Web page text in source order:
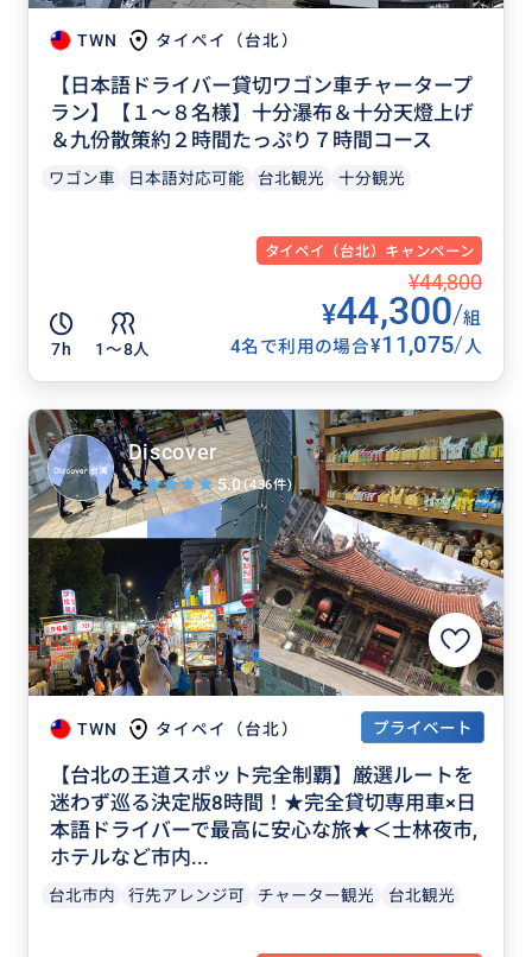
TWN タイペイ（台北）
【日本語ドライバー貸切ワゴン車チャータープ
ラン】【１〜８名様】十分瀑布＆十分天燈上げ
＆九份散策約２時間たっぷり７時間コース
ワゴン車 日本語対応可能 台北観光 十分観光
タイペイ（台北）キャンペーン
7h 1〜8人
¥44,800
¥44,300/組
4名で利用の場合¥11,075/人
TWN タイペイ（台北） プライベート
【台北の王道スポット完全制覇】厳選ルートを
迷わず巡る決定版8時間！★完全貸切専用車×日
本語ドライバーで最高に安心な旅★＜士林夜市,
ホテルなど市内...
台北市内 行先アレンジ可 チャーター観光 台北観光
Discover
5.0(436件)